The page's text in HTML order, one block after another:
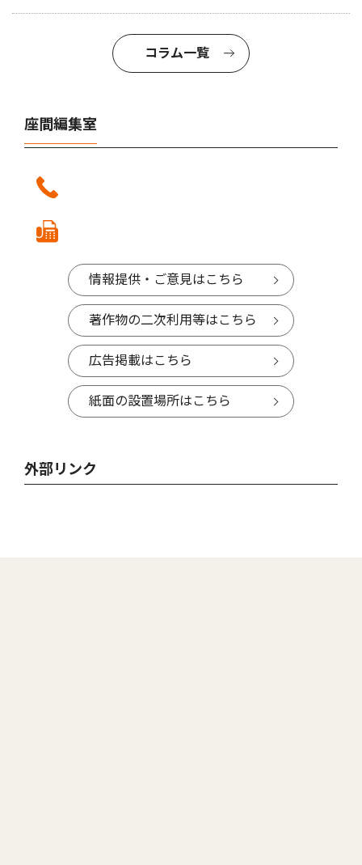
コラム一覧
座間編集室
情報提供・ご意見はこちら
著作物の二次利用等はこちら
広告掲載はこちら
紙面の設置場所はこちら
外部リンク